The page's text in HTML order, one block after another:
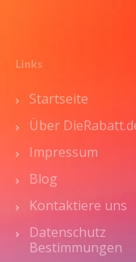
Links
Startseite
Über
Impressum
Blog
Kontaktiere uns
Datenschutz
Bestimmungen